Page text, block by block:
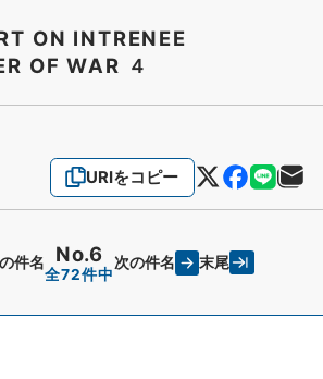
ON INTRENEE
OF WAR ４
URIをコピー
件名 No.6
全72件中
次の件名 末尾